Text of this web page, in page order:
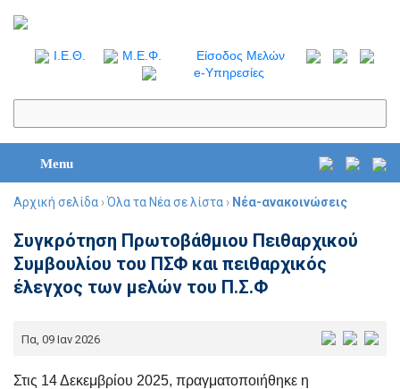
I.Ε.Θ. Μ.Ε.Φ.
Είσοδος Μελών
e-Υπηρεσίες
Menu
Αρχική σελίδα ›Όλα τα Νέα σε λίστα › Νέα-ανακοινώσεις
Συγκρότηση Πρωτοβάθμιου Πειθαρχικού
Συμβουλίου του ΠΣΦ και πειθαρχικός
έλεγχος των μελών του Π.Σ.Φ
Πα, 09 Ιαν 2026
Στις 14 Δεκεμβρίου 2025, πραγματοποιήθηκε η